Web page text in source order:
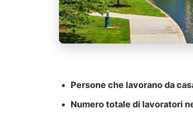
Persone che lavorano da
Numero totale di lavoratori